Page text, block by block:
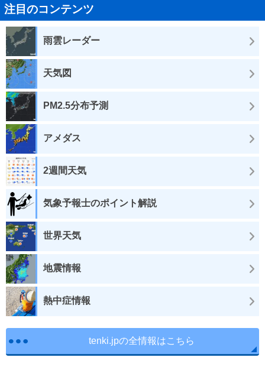
注目のコンテンツ
雨雲レーダー
天気図
PM2.5分布予測
アメダス
2週間天気
気象予報士のポイント解説
世界天気
地震情報
熱中症情報
tenki.jpの全情報はこちら